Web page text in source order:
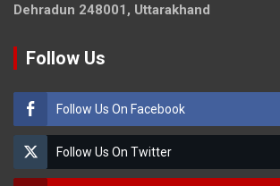
Dehradun 248001, Uttarakhand
Follow Us
Follow Us On Facebook
Follow Us On Twitter